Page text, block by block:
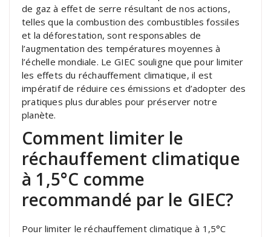
de gaz à effet de serre résultant de nos actions,
telles que la combustion des combustibles fossiles
et la déforestation, sont responsables de
l’augmentation des températures moyennes à
l’échelle mondiale. Le GIEC souligne que pour limiter
les effets du réchauffement climatique, il est
impératif de réduire ces émissions et d’adopter des
pratiques plus durables pour préserver notre
planète.
Comment limiter le
réchauffement climatique
à 1,5°C comme
recommandé par le GIEC?
Pour limiter le réchauffement climatique à 1,5°C